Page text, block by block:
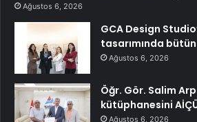
Ağustos 6, 2026
GCA Design
tasarımında
Ağustos 6, 2026
Öğr. Gör. Salim
kütüphanesini
Ağustos 6, 2026